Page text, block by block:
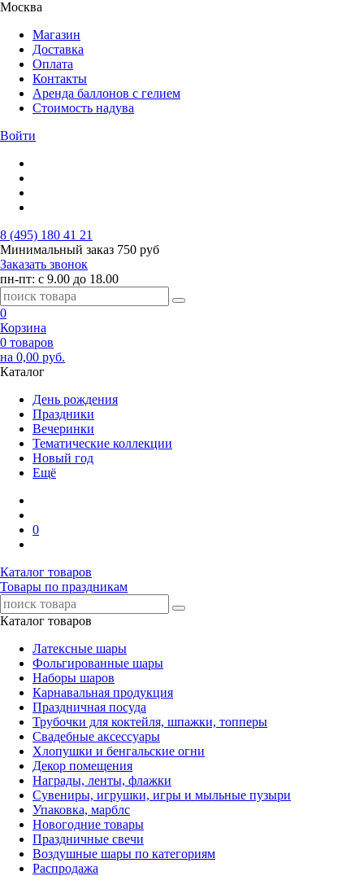
Москва
Магазин
Доставка
Оплата
Контакты
Аренда баллонов с гелием
Стоимость надува
Войти
8 (495) 180 41 21
Минимальный заказ 750 руб
Заказать звонок
пн-пт: с 9.00 до 18.00
0
Корзина
0 товаров
на 0,00 руб.
Каталог
День рождения
Праздники
Вечеринки
Тематические коллекции
Новый год
Ещё
0
Каталог товаров
Товары по праздникам
Каталог товаров
Латексные шары
Фольгированные шары
Наборы шаров
Карнавальная продукция
Праздничная посуда
Трубочки для коктейля, шпажки, топперы
Свадебные аксессуары
Хлопушки и бенгальские огни
Декор помещения
Награды, ленты, флажки
Сувениры, игрушки, игры и мыльные пузыри
Упаковка, марблс
Новогодние товары
Праздничные свечи
Воздушные шары по категориям
Распродажа